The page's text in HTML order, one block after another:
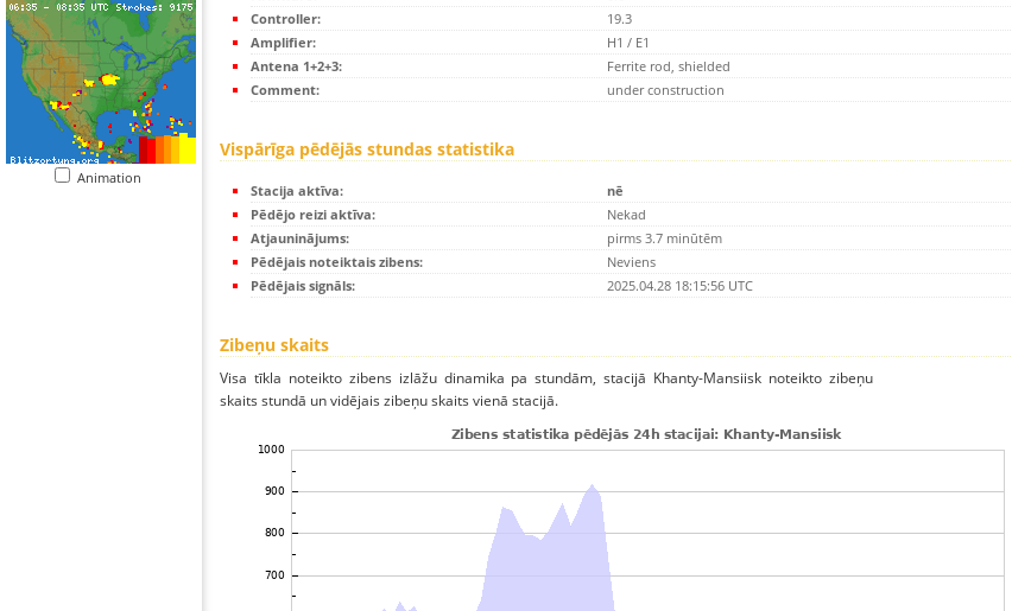
Animation
Controller:
19.3
Amplifier:
H1 / E1
Antena 1+2+3:
Ferrite rod, shielded
Comment:
under construction
Vispārīga pēdējās stundas statistika
Stacija aktīva:
nē
Pēdējo reizi aktīva:
Nekad
Atjauninājums:
pirms 3.7 minūtēm
Pēdējais noteiktais zibens:
Neviens
Pēdējais signāls:
2025.04.28 18:15:56 UTC
Zibeņu skaits
Visa tīkla noteikto zibens izlāžu dinamika pa stundām, stacijā Khanty-Mansiisk noteikto zibeņu
skaits stundā un vidējais zibeņu skaits vienā stacijā.